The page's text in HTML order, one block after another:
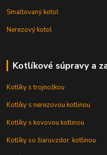
Smaltovaný kotol
Nerezový kotol
Kotlíkové súpravy a
Kotlíky s trojnožkou
Kotlíky s nerezovou kotlinou
Kotlíky s kovovou kotlinou
Kotlíky so žiaruvzdor. kotlinou